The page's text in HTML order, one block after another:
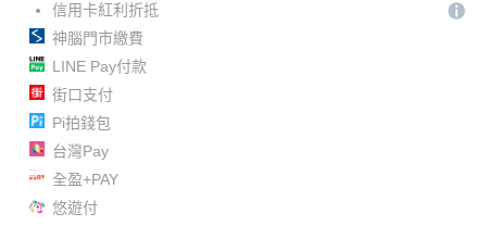
信用卡紅利折抵
神腦門市繳費
LINE Pay付款
街口支付
Pi拍錢包
台灣Pay
全盈+PAY
悠遊付